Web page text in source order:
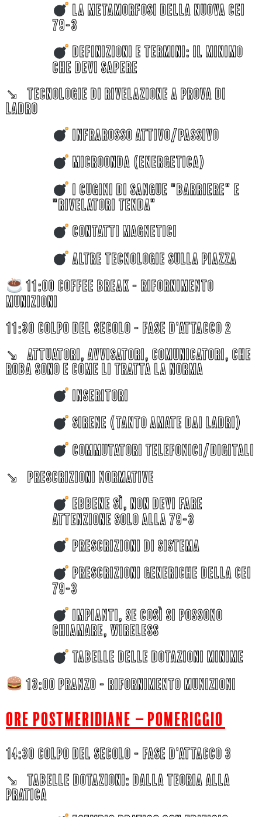
LA METAMORFOSI DELLA NUOVA CEI
79-3
DEFINIZIONI E TERMINI: IL MINIMO
CHE DEVI SAPERE
↘︎ TECNOLOGIE DI RIVELAZIONE A PROVA DI
LADRO
INFRAROSSO ATTIVO/PASSIVO
MICROONDA (energetica)
I CUGINI DI SANGUE "BARRIERE" E
"RIVELATORI TENDA"
CONTATTI MAGNETICI
ALTRE TECNOLOGIE SULLA PIAZZA
11:00 coffee break - RIFORNIMENTO
MUNIZIONI
11:30 coLPO DEL SECOLO - FASE D'ATTACCO 2
↘︎ ATTUATORI, AVVISATORI, COMUNICATORI, CHE
ROBA sono e come li tratta la norma
INSERITORI
SIRENE (TANTO AMATE DAI LADRI)
COMMUTATORI TELEFONICI/DIGITALI
↘︎ Prescrizioni normative
EBBENE Sì, NON DEVI FARE
ATTENZIONE SOLO ALLA 79-3
PRESCRIZIONI DI SISTEMA
PRESCRIZIONI GENERICHE DELLA CEI
79-3
IMPIANTI, SE COSì SI POSSONO
CHIAMARE, WIRELESS
TABELLE DELLE DOTAZIONI minime
13:00 pranzo - RIFORNIMENTO MUNIZIONI
ORE POSTMERIDIANE – pomeriggio
14:30 coLPO DEL SECOLO - FASE D'ATTACCO 3
↘︎ TABELLE DOTAZIONI: DALLA TEORIA ALLA
PRATICA